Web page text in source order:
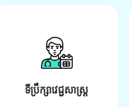
ទីប្រឹក្សាវេជ្ជសាស្ត្រ